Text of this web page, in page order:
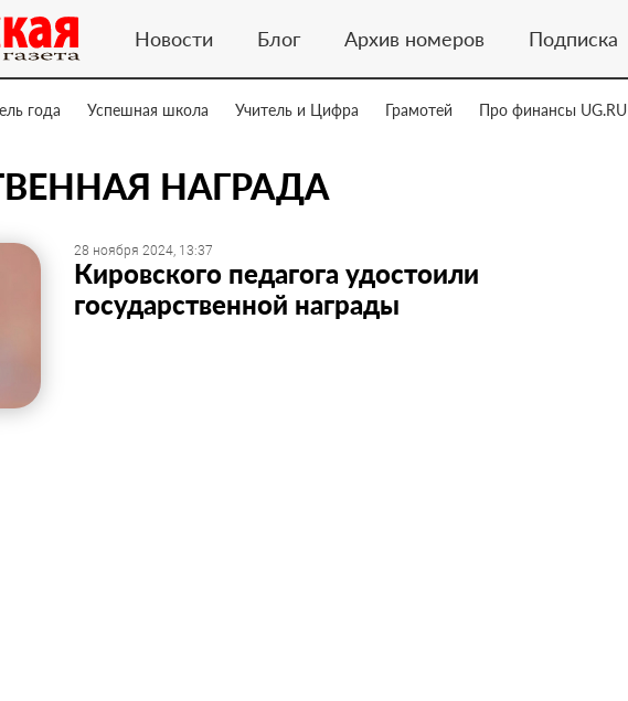
Новости Блог Архив номеров Подписка
года Успешная школа Учитель и Цифра Грамотей Про финансы UG.RU
НАГРАДА
28 ноября 2024, 13:37
Кировского педагога удостоили
государственной награды